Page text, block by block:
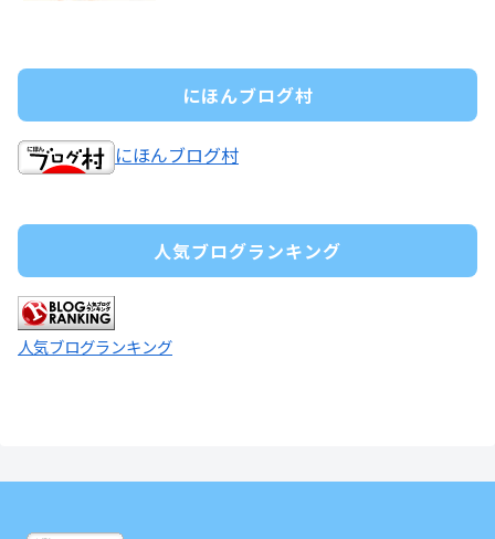
にほんブログ村
にほんブログ村
人気ブログランキング
人気ブログランキング